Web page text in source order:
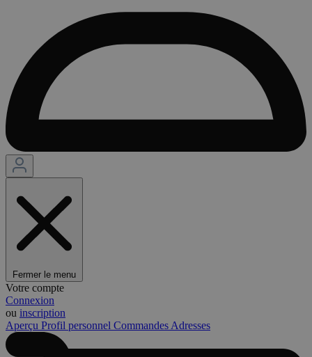
Fermer le menu
Votre compte
Connexion
ou inscription
Aperçu Profil personnel Commandes Adresses